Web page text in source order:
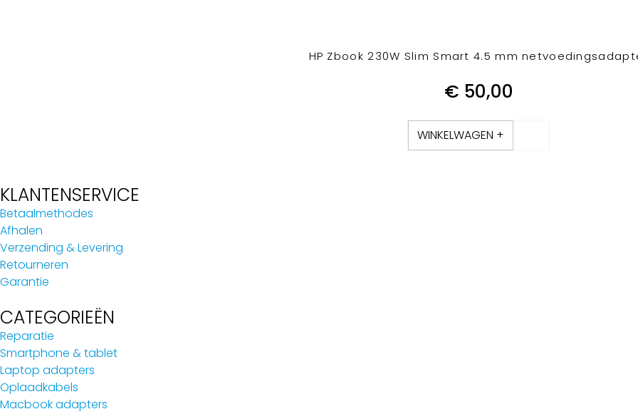
HP Zbook 230W Slim Smart 4.5 mm
€ 50,00
WINKELWAGEN +
KLANTENSERVICE
Betaalmethodes
Afhalen
Verzending & Levering
Retourneren
Garantie
CATEGORIEËN
Reparatie
Smartphone & tablet
Laptop adapters
Oplaadkabels
Macbook adapters